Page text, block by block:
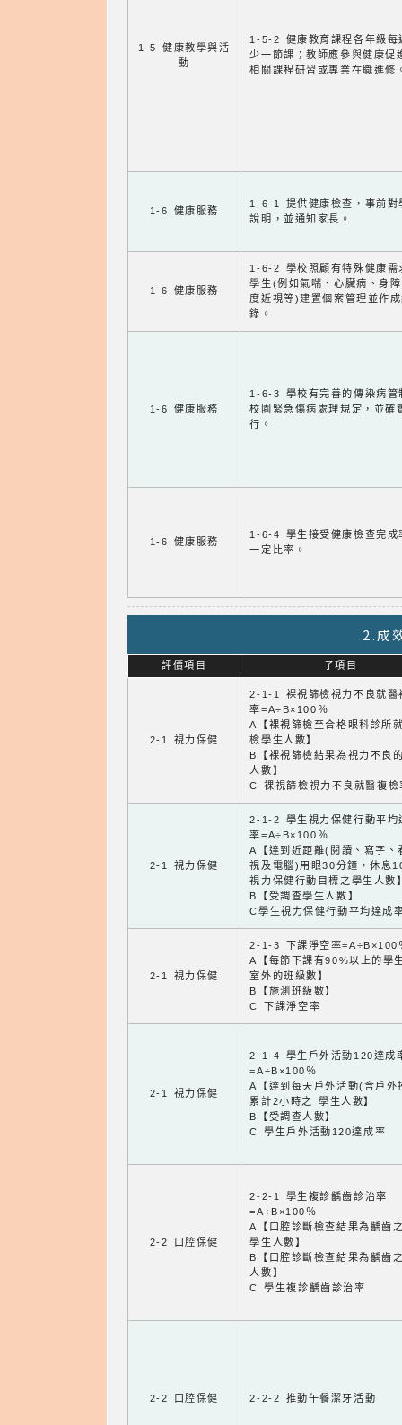
1-5 健康教學與活
動
1-5-2 健康教育課程各年級每
少一節課；教師應參與健康促
相關課程研習或專業在職進修
1-6 健康服務
1-6-1 提供健康檢查，事前對
說明，並通知家長。
1-6 健康服務
1-6-2 學校照顧有特殊健康需
學生(例如氣喘、心臟病、身
度近視等)建置個案管理並作
錄。
1-6 健康服務
1-6-3 學校有完善的傳染病管
校園緊急傷病處理規定，並確
行。
1-6 健康服務
1-6-4 學生接受健康檢查完成
一定比率。
2.成
評價項目 子項目
2-1 視力保健
2-1-1 裸視篩檢視力不良就醫
率=A÷B×100％
A【裸視篩檢至合格眼科診所
檢學生人數】
B【裸視篩檢結果為視力不良
人數】
C 裸視篩檢視力不良就醫複檢
2-1 視力保健
2-1-2 學生視力保健行動平均
率=A÷B×100％
A【達到近距離(閱讀、寫字、
視及電腦)用眼30分鐘，休息
視力保健行動目標之學生人數
B【受調查學生人數】
C學生視力保健行動平均達成
2-1 視力保健
2-1-3 下課淨空率=A÷B×100
A【每節下課有90%以上的學
室外的班級數】
B【施測班級數】
C 下課淨空率
2-1 視力保健
2-1-4 學生戶外活動120達成
=A÷B×100％
A【達到每天戶外活動(含戶外
累計2小時之 學生人數】
B【受調查人數】
C 學生戶外活動120達成率
2-2 口腔保健
2-2-1 學生複診齲齒診治率
=A÷B×100％
A【口腔診斷檢查結果為齲齒
學生人數】
B【口腔診斷檢查結果為齲齒
人數】
C 學生複診齲齒診治率
2-2 口腔保健 2-2-2 推動午餐潔牙活動